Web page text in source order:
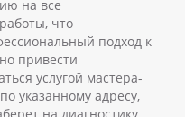
на все
что
подход к
привести
услугой мастера-
указанному адресу,